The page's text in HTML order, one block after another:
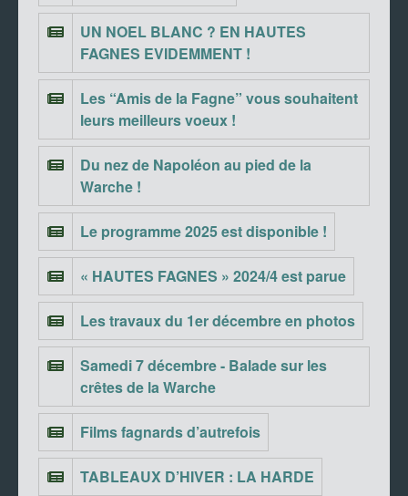
UN NOEL BLANC ? EN HAUTES
FAGNES EVIDEMMENT !
Les “Amis de la Fagne” vous souhaitent
leurs meilleurs voeux !
Du nez de Napoléon au pied de la
Warche !
Le programme 2025 est disponible !
« HAUTES FAGNES » 2024/4 est parue
Les travaux du 1er décembre en photos
Samedi 7 décembre - Balade sur les
crêtes de la Warche
Films fagnards d’autrefois
TABLEAUX D’HIVER : LA HARDE